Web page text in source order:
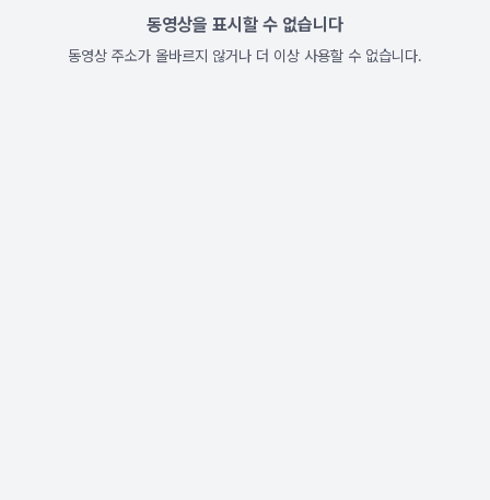
동영상을 표시할 수 없습니다
동영상 주소가 올바르지 않거나 더 이상 사용할 수 없습니다.